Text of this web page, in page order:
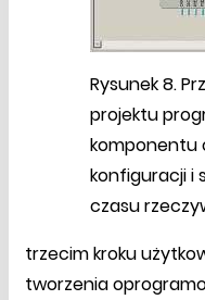
Rysunek 8.
projektu
komponentu
konfiguracji i
czasu
trzecim kroku
tworzenia